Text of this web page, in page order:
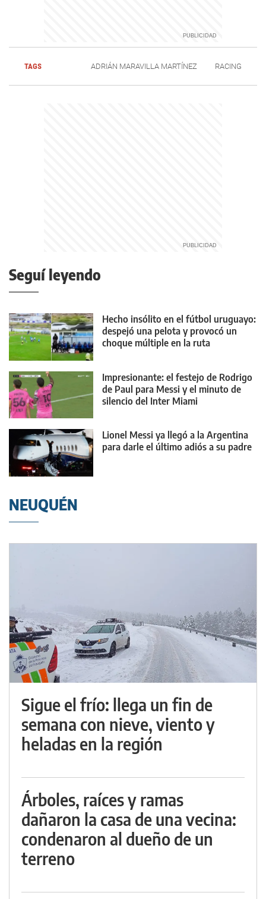
TAGS ADRIÁN MARAVILLA MARTÍNEZ RACING
Seguí leyendo
Hecho insólito en el fútbol uruguayo:
despejó una pelota y provocó un
choque múltiple en la ruta
Impresionante: el festejo de Rodrigo
de Paul para Messi y el minuto de
silencio del Inter Miami
Lionel Messi ya llegó a la Argentina
para darle el último adiós a su padre
NEUQUÉN
Sigue el frío: llega un fin de
semana con nieve, viento y
heladas en la región
Árboles, raíces y ramas
dañaron la casa de una vecina:
condenaron al dueño de un
terreno